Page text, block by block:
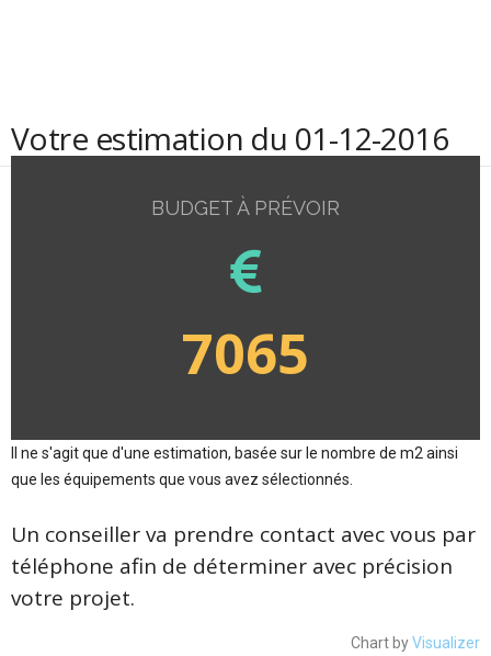
Votre estimation du 01-12-2016
BUDGET À PRÉVOIR
7065
Il ne s'agit que d'une estimation, basée sur le nombre de m2 ainsi
que les équipements que vous avez sélectionnés.
Un conseiller va prendre contact avec vous par
téléphone afin de déterminer avec précision
votre projet.
Chart byVisualizer